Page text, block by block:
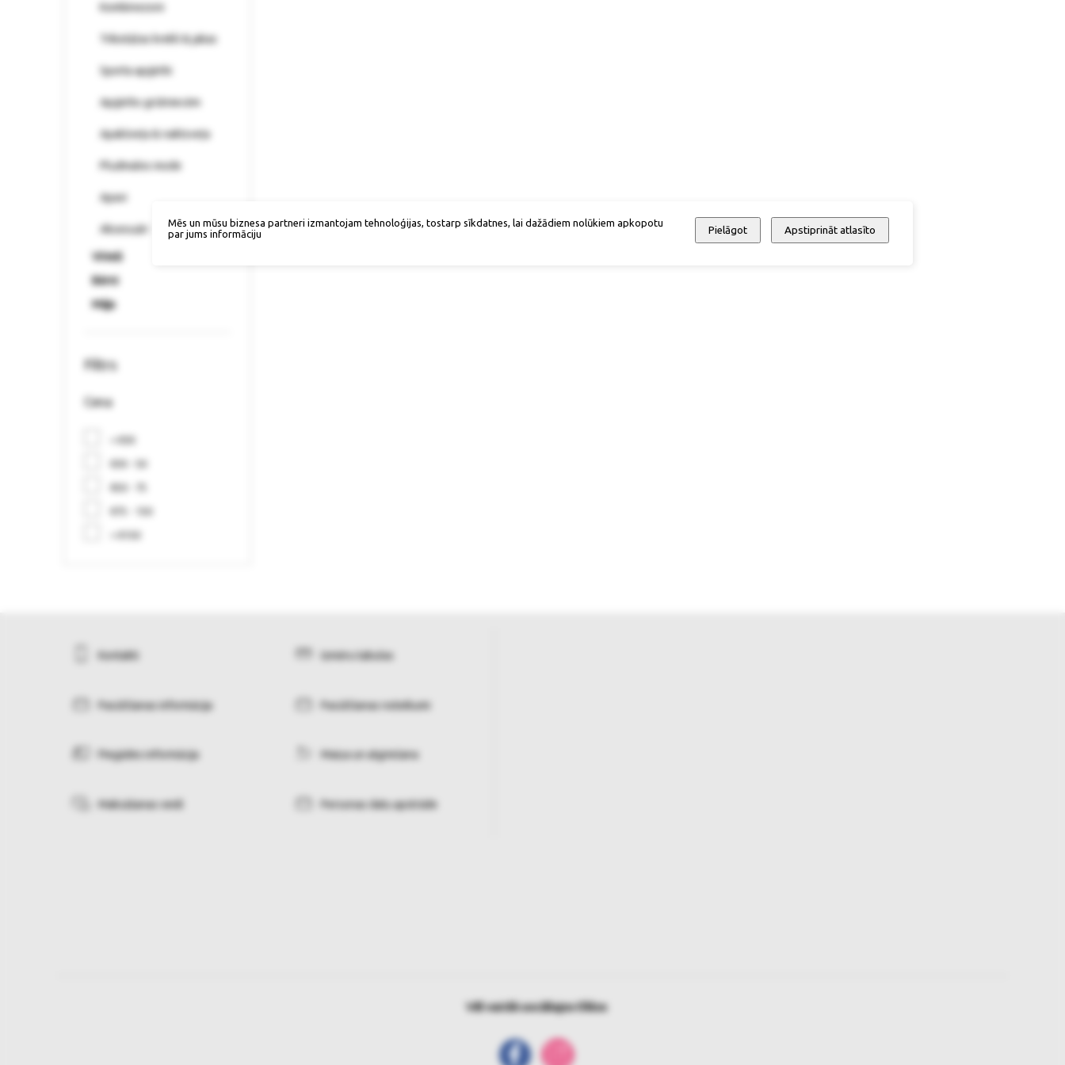
Kombinezoni
Trikotāžas krekli & jakas
Sporta apģērbi
Apģērbs grūtniecēm
Apakšveļa & naktsveļa
Pludmales mode
Apavi
Aksesuāri
Vīrieši
Bērni
Māja
Filtrs
Cena
Kontakti Izmēru tabulas
Pasūtīšanas informācija Pasūtīšanas noteikumi
Piegādes informācija Maiņa un atgriešana
Maksāšanas veidi Personas datu apstrāde
Vēl vairāk sociālajos tīklos
Mēs un mūsu biznesa partneri izmantojam tehnoloģijas, tostarp sīkdatnes, lai dažādiem nolūkiem apkopotu
par jums informāciju
Pielāgot Apstiprināt atlasīto